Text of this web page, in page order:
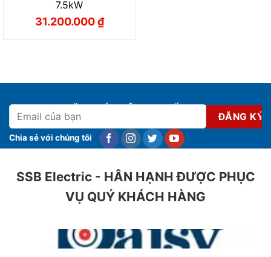
7.5kW
Giá
31.200.000₫
Giá
ĐĂNG KÝ NHẬN KHUYẾN MẠI
Chia sẻ với chúng tôi
SSB Electric - HÂN HẠNH ĐƯỢC PHỤC
VỤ QUÝ KHÁCH HÀNG